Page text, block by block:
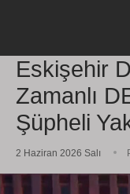
Eskişehir
Zamanlı
Şüpheli
2 Haziran 2026 Salı